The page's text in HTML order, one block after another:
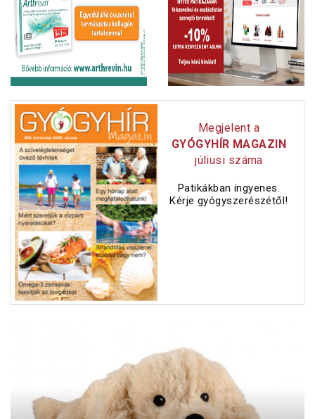
Megjelent a
GYÓGYHÍR MAGAZIN
júliusi száma
Patikákban ingyenes.
Kérje gyógyszerészétől!